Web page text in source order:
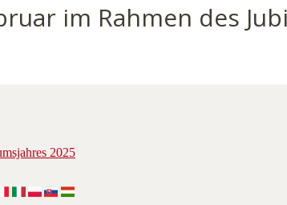
im Rahmen des